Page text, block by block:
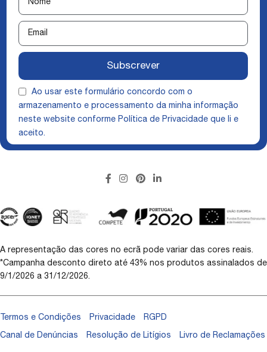
Ao usar este formulário concordo com o
armazenamento e processamento da minha informação
neste website conforme Política de Privacidade que li e
aceito.
Subscrever
A representação das cores no ecrã pode variar das cores reais.
*Campanha desconto direto até 43% nos produtos assinalados de
9/1/2026 a 31/12/2026.
Termos e Condições Privacidade RGPD
Canal de Denúncias Resolução de Litígios Livro de Reclamações